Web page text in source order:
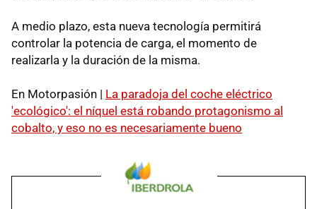
A medio plazo, esta nueva tecnología permitirá
controlar la potencia de carga, el momento de
realizarla y la duración de la misma.
En Motorpasión | La paradoja del coche eléctrico
'ecológico': el níquel está robando protagonismo al
cobalto, y eso no es necesariamente bueno